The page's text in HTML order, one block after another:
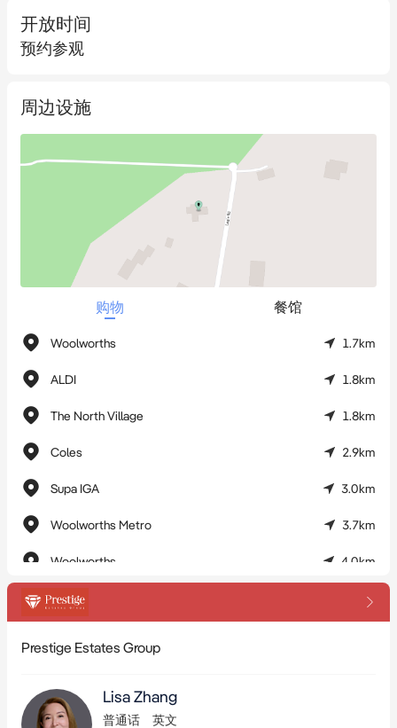
此外，该物业还配备了一间独立的工作室，无论是作为客房、青
宽敞的多车位车库充分满足了停车及存储需求。
周边教育资源丰富，紧邻The Hills Grammar School和Kenthurst
Public School等知名学府，生活配套亦十分便利，无论是前往
Dural的Round Corner还是Castle Towers购物中心都非常便捷。此
外，临近Kellyville Station和其他交通网络，使得8 Logie Road成
为连接城市繁华与乡村宁静的理想居所。
把握机会，在8 Logie Road开启您的田园生活新篇章，享受都市与
自然和谐共生的顶级居住体验。
免责声明：
此处提供的所有信息都是基于我们认为可靠的来源收集而来。然
调查。
开放时间
预约参观
周边设施
购物 餐馆
Woolworths 1.7km
ALDI 1.8km
The North Village 1.8km
Coles 2.9km
Supa IGA 3.0km
Woolworths Metro 3.7km
Woolworths 4.0km
Coles 4.1km
Woolworths
Prestige Estates Group
Lisa Zhang
普通话
英文